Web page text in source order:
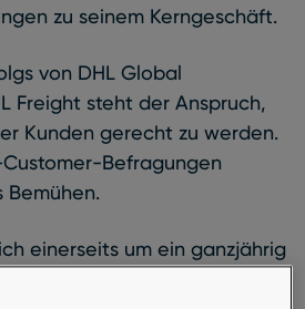
zu seinem Kerngeschäft.
von DHL Global
Freight steht der Anspruch,
Kunden gerecht zu werden.
Befragungen
Bemühen.
einerseits um ein ganzjährig